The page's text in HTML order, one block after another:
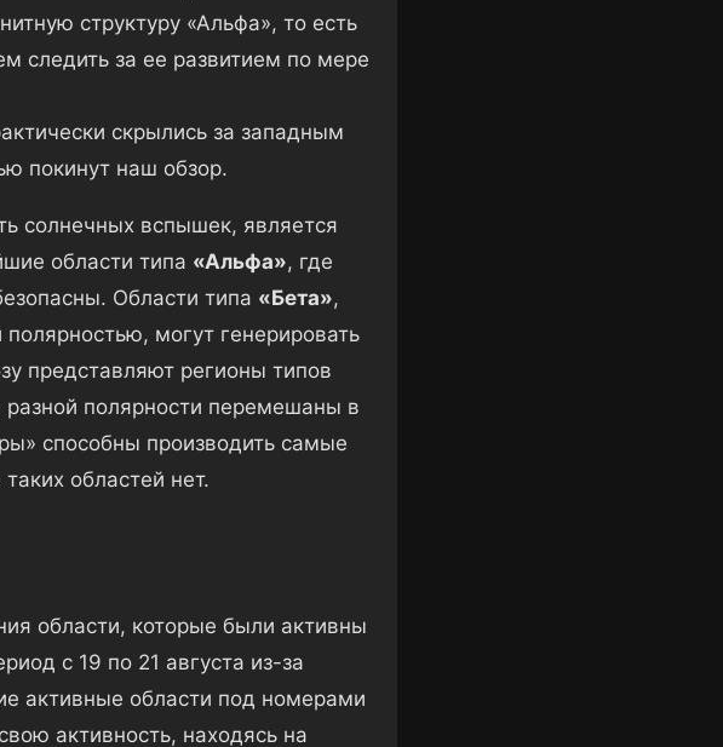
структуру «Альфа», то есть
следить за ее развитием по мере
скрылись за западным
покинут наш обзор.
солнечных вспышек, является
области типа «Альфа», где
Области типа «Бета»,
могут генерировать
представляют регионы типов
разной полярности перемешаны в
способны производить самые
областей нет.
области, которые были активны
с 19 по 21 августа из-за
активные области под номерами
активность, находясь на